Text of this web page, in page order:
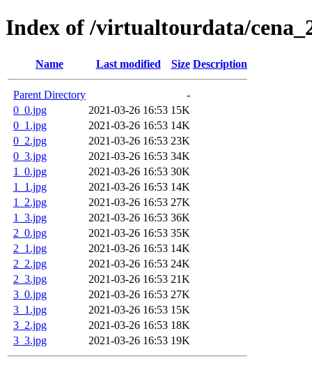
Index of /virtualtourdata/
Name Last modified Size Description
Parent Directory
-
0_0.jpg
2021-03-26 16:53 15K
0_1.jpg
2021-03-26 16:53 14K
0_2.jpg
2021-03-26 16:53 23K
0_3.jpg
2021-03-26 16:53 34K
1_0.jpg
2021-03-26 16:53 30K
1_1.jpg
2021-03-26 16:53 14K
1_2.jpg
2021-03-26 16:53 27K
1_3.jpg
2021-03-26 16:53 36K
2_0.jpg
2021-03-26 16:53 35K
2_1.jpg
2021-03-26 16:53 14K
2_2.jpg
2021-03-26 16:53 24K
2_3.jpg
2021-03-26 16:53 21K
3_0.jpg
2021-03-26 16:53 27K
3_1.jpg
2021-03-26 16:53 15K
3_2.jpg
2021-03-26 16:53 18K
3_3.jpg
2021-03-26 16:53 19K